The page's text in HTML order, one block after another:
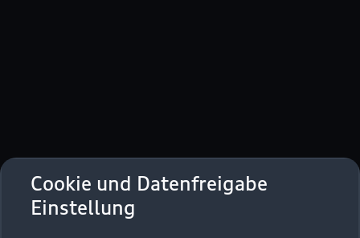
Cookie und Datenfreigabe
Einstellung
Bentheimerstraße 243 - 245
48529 Nordhorn